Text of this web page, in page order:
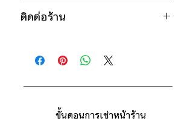
วันคืน)
ติดต่อร้านเพื่อสอบถามราคา
ติดต่อร้าน
ดูแผนที่ร้าน
ขั้นตอนการเช่าหน้าร้าน